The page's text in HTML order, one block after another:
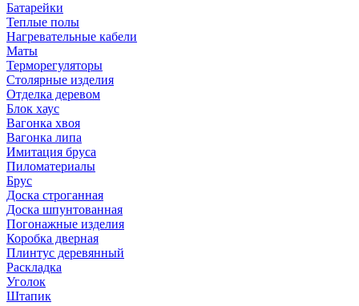
Батарейки
Теплые полы
Нагревательные кабели
Маты
Терморегуляторы
Столярные изделия
Отделка деревом
Блок хаус
Вагонка хвоя
Вагонка липа
Имитация бруса
Пиломатериалы
Брус
Доска строганная
Доска шпунтованная
Погонажные изделия
Коробка дверная
Плинтус деревянный
Раскладка
Уголок
Штапик